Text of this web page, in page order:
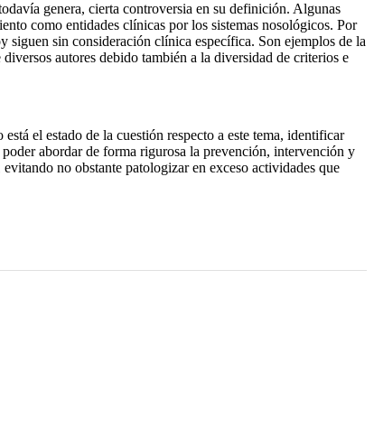
genera, cierta controversia en su definición. Algunas
como entidades clínicas por los sistemas nosológicos. Por
siguen sin consideración clínica específica. Son ejemplos de la
autores debido también a la diversidad de criterios e
el estado de la cuestión respecto a este tema, identificar
abordar de forma rigurosa la prevención, intervención y
no obstante patologizar en exceso actividades que